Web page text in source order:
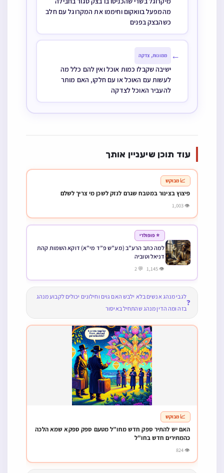
מהמפעל בוואקום וחיממו את המקרוגל עם חלב
כשהבצק בפנים ‏
← ממונות, צדקה
ישיבה שקבלו כמות אוכל ואין להם כלל מה
לעשות עם האוכל או עם חלקו, האם מותר
להעביר האוכל לצדקה
עוד תוכן שיעניין אותך
📈 מבוקש
פיצוץ בצינור במטבח שגרם לנזק לשכן מי צריך לשלם
👁 1,003
⭐ פופולרי
למה כתב הרע”ב (מע”ש פ”ד מי”א) דוקא השמות קהת
דניאל וטוביה
👁 1,145 💬 2
❓
לגבי מנהג אנשים בלא ילבש האם גוים וחילונים יכולים לקבוע מנהג
בזה ומה הדין מנהג שהתחיל באיסור
📈 מבוקש
האם יש להתיר ספק חדש מחו”ל מטעם ספק ספקא שמא הלכה
כהמתירים חדש בחו”ל
👁 824